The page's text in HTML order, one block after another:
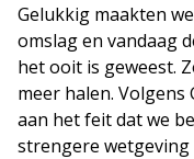
Gelukkig maakten
omslag en vandaag
het ooit is geweest.
meer halen. Volgens
aan het feit dat we
strengere wetgeving